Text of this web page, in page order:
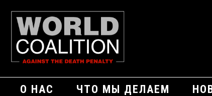
О НАС ЧТО МЫ ДЕЛАЕМ